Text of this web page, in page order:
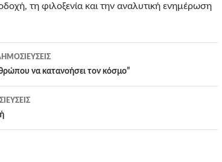
τη φιλοξενία και την αναλυτική ενημέρωση
να κατανοήσει τον κόσμο”